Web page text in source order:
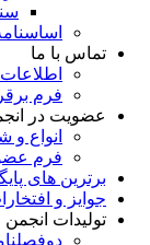
اساسنامه
تماس با ما
اطلاعات
فرم
عضویت در
انواع و
فرم
برترین های
جوایز و
تولیدات انجمن